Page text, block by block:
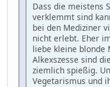
Dass die meistens
verklemmt sind
bei den Mediziner
nicht erlebt. Eher
liebe kleine blonde
Alkexszesse sind
ziemlich spießig.
Vegetarismus und